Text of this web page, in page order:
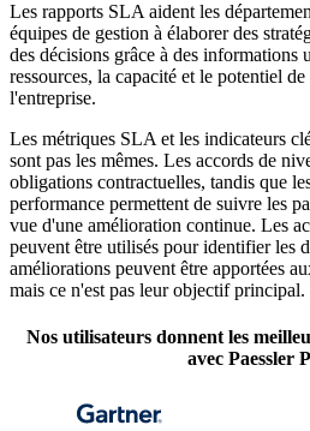
Les rapports SLA aident les
équipes de gestion à élaborer des
des décisions grâce à des informations
ressources, la capacité et le potentiel
l'entreprise.
Les métriques SLA et les indicateurs
sont pas les mêmes. Les accords de
obligations contractuelles, tandis que
performance permettent de suivre les
vue d'une amélioration continue. Les
peuvent être utilisés pour identifier les
améliorations peuvent être apportées
mais ce n'est pas leur objectif principal.
Nos utilisateurs donnent les
avec Paessler